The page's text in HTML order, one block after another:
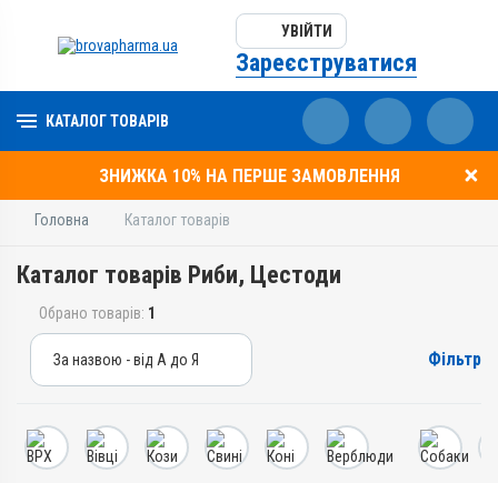
УВІЙТИ
Зареєструватися
КАТАЛОГ ТОВАРІВ
ЗНИЖКА 10% НА ПЕРШЕ ЗАМОВЛЕННЯ
Головна Каталог товарів
Каталог товарів Риби, Цестоди
Обрано товарів: 1
За назвою - від А до Я
За ціною – від дорогих
Фільтр